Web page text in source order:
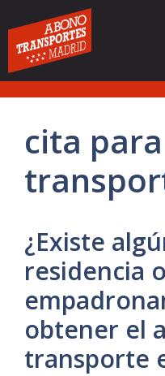
al
contenido
cita
¿Existe
residencia o
obtener el
transporte